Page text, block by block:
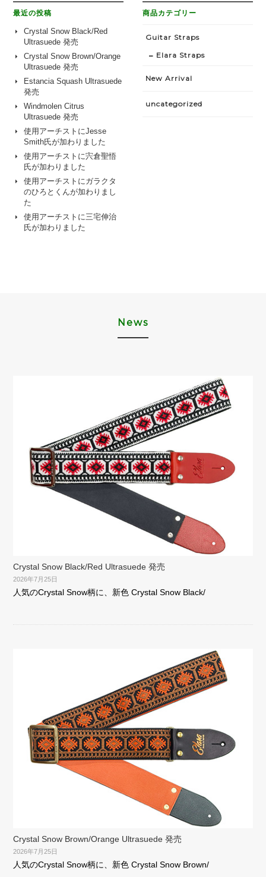
最近の投稿
Crystal Snow Black/Red
Ultrasuede 発売
Crystal Snow Brown/Orange
Ultrasuede 発売
Estancia Squash Ultrasuede
発売
Windmolen Citrus
Ultrasuede 発売
使用アーチストにJesse
Smith氏が加わりました
使用アーチストに宍倉聖悟
氏が加わりました
使用アーチストにガラクタ
のひろとくんが加わりまし
た
使用アーチストに三宅伸治
氏が加わりました
商品カテゴリー
Guitar Straps
Elara Straps
New Arrival
uncategorized
News
Crystal Snow Black/Red Ultrasuede 発売
2026年7月25日
人気のCrystal Snow柄に、新色 Crystal Snow Black/
Crystal Snow Brown/Orange Ultrasuede 発売
2026年7月25日
人気のCrystal Snow柄に、新色 Crystal Snow Brown/